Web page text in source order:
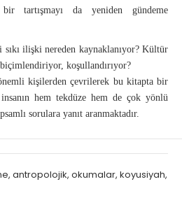
tartışmayı da yeniden gündeme
ilişki nereden kaynaklanıyor? Kültür
koşullandırıyor?
kişilerden çevrilerek bu kitapta bir
hem tekdüze hem de çok yönlü
sorulara yanıt aranmaktadır.
, antropolojik, okumalar, koyusiyah,